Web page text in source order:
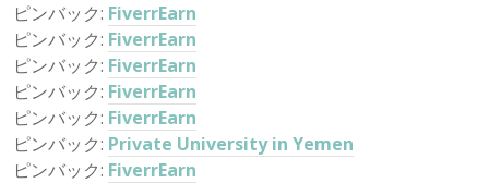
ピンバック: FiverrEarn
ピンバック: FiverrEarn
ピンバック: FiverrEarn
ピンバック: FiverrEarn
ピンバック: FiverrEarn
ピンバック: Private University in Yemen
ピンバック: FiverrEarn